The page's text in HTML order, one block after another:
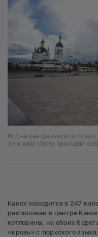
Новое тепло —
Сколько
Канска уже успели
Вид на центральную
XVIII веке Свято-Троицкий
Канск находится в 247
расположен в центре
котловины, на обоих
«кровь» с тюркского